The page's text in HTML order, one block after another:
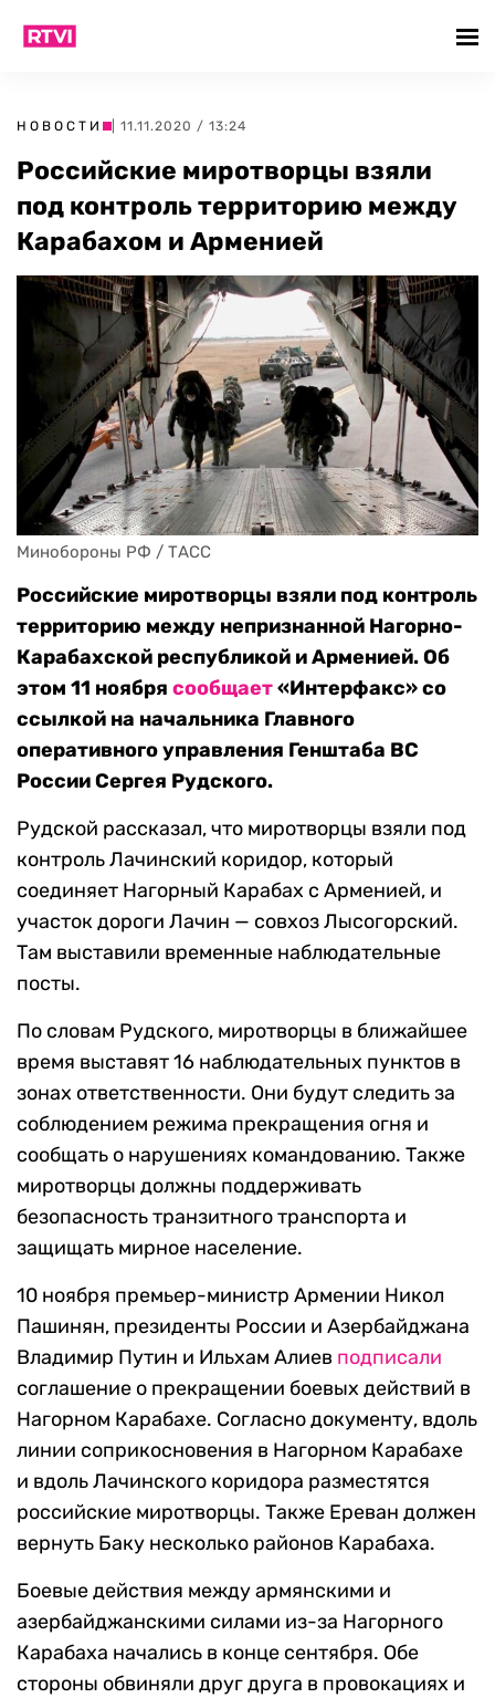
НОВОСТИ | 11.11.2020 / 13:24
Российские миротворцы взяли
под контроль территорию между
Карабахом и Арменией
Минобороны РФ / ТАСС
Российские миротворцы взяли под контроль
территорию между непризнанной Нагорно-
Карабахской республикой и Арменией. Об
этом 11 ноября сообщает«Интерфакс» со
ссылкой на начальника Главного
оперативного управления Генштаба ВС
России Сергея Рудского.
Рудской рассказал, что миротворцы взяли под
контроль Лачинский коридор, который
соединяет Нагорный Карабах с Арменией, и
участок дороги Лачин — совхоз Лысогорский.
Там выставили временные наблюдательные
посты.
По словам Рудского, миротворцы в ближайшее
время выставят 16 наблюдательных пунктов в
зонах ответственности. Они будут следить за
соблюдением режима прекращения огня и
сообщать о нарушениях командованию. Также
миротворцы должны поддерживать
безопасность транзитного транспорта и
защищать мирное население.
10 ноября премьер-министр Армении Никол
Пашинян, президенты России и Азербайджана
Владимир Путин и Ильхам Алиев подписали
соглашение о прекращении боевых действий в
Нагорном Карабахе. Согласно документу, вдоль
линии соприкосновения в Нагорном Карабахе
и вдоль Лачинского коридора разместятся
российские миротворцы. Также Ереван должен
вернуть Баку несколько районов Карабаха.
Боевые действия между армянскими и
азербайджанскими силами из-за Нагорного
Карабаха начались в конце сентября. Обе
стороны обвиняли друг друга в провокациях и